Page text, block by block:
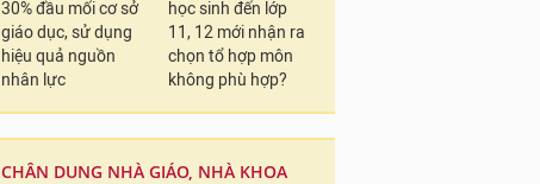
30% đầu mối cơ sở
giáo dục, sử dụng
hiệu quả nguồn
nhân lực
học sinh đến lớp
11, 12 mới nhận ra
chọn tổ hợp môn
không phù hợp?
CHÂN DUNG NHÀ GIÁO, NHÀ KHOA